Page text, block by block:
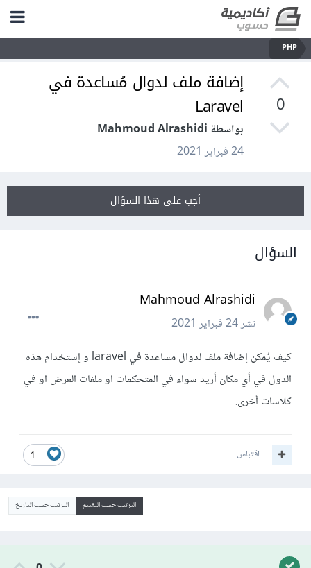
PHP
0
إضافة ملف لدوال مُساعدة في
Laravel
بواسطة Mahmoud Alrashidi
24 فبراير 2021
أجب على هذا السؤال
السؤال
Mahmoud Alrashidi
نشر24 فبراير 2021
كيف يُمكن إضافة ملف لدوال مساعدة في laravel و إستخدام هذه
الدول في أي مكان أريد سواء في المتحكمات او ملفات العرض او في
كلاسات أخرى.
1 اقتباس
الترتيب حسب التقييم الترتيب حسب التاريخ